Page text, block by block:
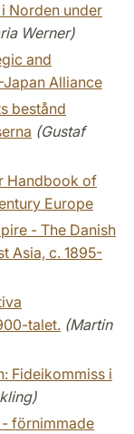
Norden under
Werner)
and
Alliance
bestånd
(Gustaf
Handbook of
Europe
- The Danish
Asia, c. 1895-
talet. (Martin
Fideikommiss i
förnimmade